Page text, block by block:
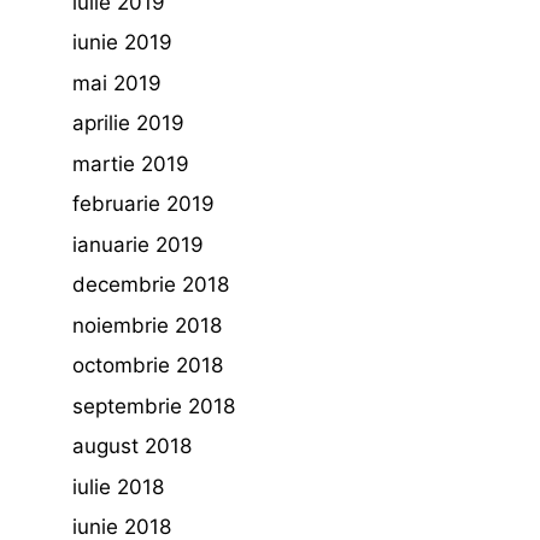
iunie 2019
mai 2019
aprilie 2019
martie 2019
februarie 2019
ianuarie 2019
decembrie 2018
noiembrie 2018
octombrie 2018
septembrie 2018
august 2018
iulie 2018
iunie 2018